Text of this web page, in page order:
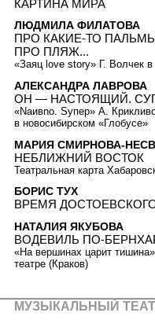
КАРТИНА МИРА
ЛЮДМИЛА ФИЛАТОВА
ПРО КАКИЕ-ТО
ПРО ПЛЯЖ...
«Заяц love story» Г. Волчек
АЛЕКСАНДРА ЛАВРОВА
ОН — НАСТОЯЩИЙ.
«Nаивnо. Syпер» А.
в новосибирском «Глобусе»
МАРИЯ СМИРНОВА-
НЕБЛИЖНИЙ ВОСТОК
Театральная карта
БОРИС ТУХ
ВРЕМЯ
НАТАЛИЯ ЯКУБОВА
ВОДЕВИЛЬ ПО-
«На вершинах царит
театре (Краков)
МУЗЫКАЛЬНЫЙ